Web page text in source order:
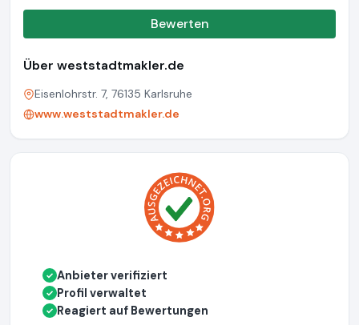
Bewerten
Über weststadtmakler.de
Eisenlohrstr. 7, 76135 Karlsruhe
www.weststadtmakler.de
✓ Anbieter verifiziert
✓ Profil verwaltet
✓ Reagiert auf Bewertungen